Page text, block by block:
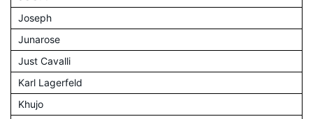
Joseph
Junarose
Just Cavalli
Karl Lagerfeld
Khujo